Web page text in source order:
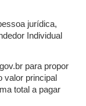
jurídica,
Individual
para propor
valor principal
total a pagar